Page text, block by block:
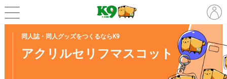
同人誌・同人グッズをつくるならK9
アクリルセリフマスコット